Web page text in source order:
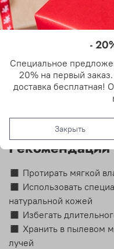
Для каких
Особые мероприятия
свидания
💼Деловые встречи–
🏙️Городские прогулки
–
человека
Рекомендации
◼ Протирать мягкой
◼ Использовать
натуральной кожей
◼ Избегать
◼ Хранить в пылевом
лучей
-
Специальное
20% на первый
доставка бесплатная!
Закрыть